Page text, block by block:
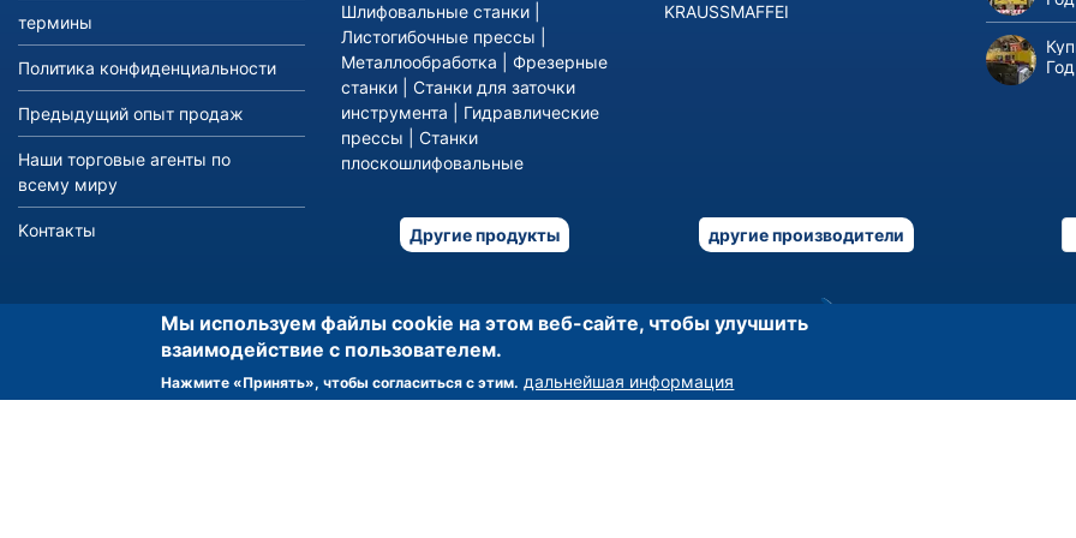
термины
Политика конфиденциальности
Предыдущий опыт продаж
Наши торговые агенты по
всему миру
Kонтакты
Шлифовальные станки
Листогибочные прессы
Металлообработка
Фрезерные
станки
Станки для заточки
инструмента
Гидравлические
прессы
Станки
плоскошлифовальные
Другие продукты
KRAUSSMAFFEI
другие производители
Мы используем файлы cookie на этом веб-сайте, чтобы улучшить
взаимодействие с пользователем.
Нажмите «Принять», чтобы согласиться с этим. дальнейшая информация